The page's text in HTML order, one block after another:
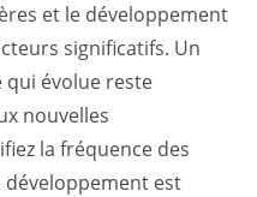
et le développement
significatifs. Un
qui évolue reste
nouvelles
la fréquence des
développement est